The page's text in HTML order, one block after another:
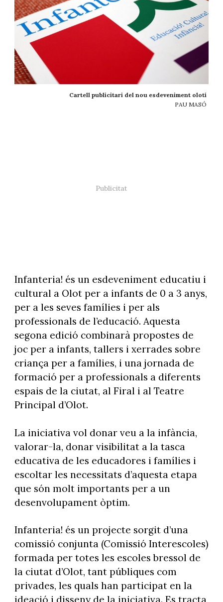
Cartell publicitari del nou esdeveniment olotí
PAU MASÓ
Infanteria! és un esdeveniment educatiu i
cultural a Olot per a infants de 0 a 3 anys,
per a les seves famílies i per als
professionals de l’educació. Aquesta
segona edició combinarà propostes de
joc per a infants, tallers i xerrades sobre
criança per a famílies, i una jornada de
formació per a professionals a diferents
espais de la ciutat, al Firal i al Teatre
Principal d’Olot.
La iniciativa vol donar veu a la infància,
valorar-la, donar visibilitat a la tasca
educativa de les educadores i famílies i
escoltar les necessitats d’aquesta etapa
que són molt importants per a un
desenvolupament òptim.
Infanteria! és un projecte sorgit d’una
comissió conjunta (Comissió Interescoles)
formada per totes les escoles bressol de
la ciutat d’Olot, tant públiques com
privades, les quals han participat en la
ideació i disseny de la iniciativa. Es tracta